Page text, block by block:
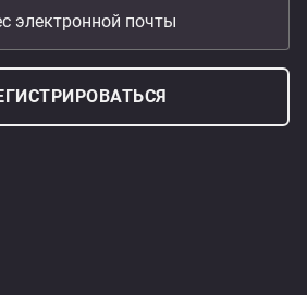
электронной почты